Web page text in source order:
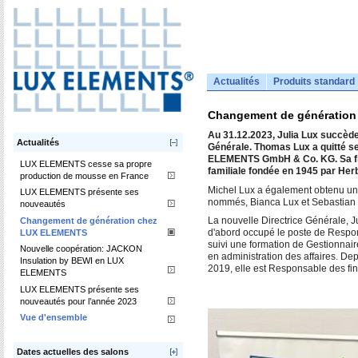
Actualités Produits standard
Actualités
LUX ELEMENTS cesse sa propre
production de mousse en France
LUX ELEMENTS présente ses
nouveautés
Changement de génération chez
LUX ELEMENTS
Nouvelle coopération: JACKON
Insulation by BEWI en LUX
ELEMENTS
LUX ELEMENTS présente ses
nouveautés pour l’année 2023
Vue d'ensemble
Dates actuelles des salons
Changement de
Au 31.12.2023, Julia Lux
Générale. Thomas Lux a quitté
ELEMENTS GmbH & Co. KG.
familiale fondée en 1945 par
Michel Lux a également obtenu
nommés, Bianca Lux et
La nouvelle Directrice Générale,
d'abord occupé le poste de
suivi une formation de
en administration des affaires.
2019, elle est Responsable des